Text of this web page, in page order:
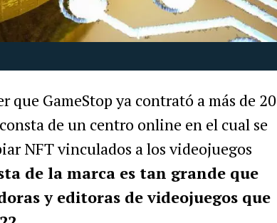
que GameStop ya contrató a más de 20
de un centro online en el cual se
NFT vinculados a los videojuegos
de la marca es tan grande que
y editoras de videojuegos que